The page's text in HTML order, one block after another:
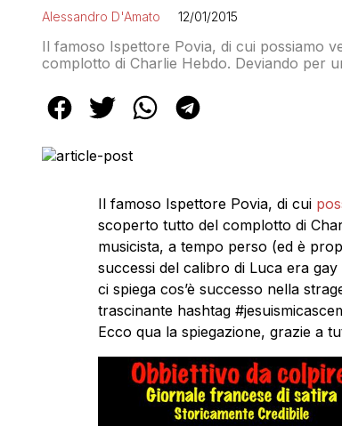
Alessandro D'Amato 12/01/2015
Il famoso Ispettore Povia, di cui possiamo
complotto di Charlie Hebdo. Deviando per
pubblicato una semplice, […]
Il famoso Ispettore Povia, di cui
scoperto tutto del complotto di
musicista, a tempo perso (ed è
successi del calibro di Luca era
ci spiega cos’è successo nella
trascinante hashtag
Ecco qua la spiegazione, grazie a